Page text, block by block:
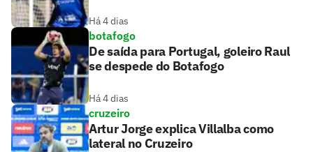
Há 4 dias
botafogo
De saída para Portugal, goleiro Raul
se despede do Botafogo
Há 4 dias
cruzeiro
Artur Jorge explica Villalba como
lateral no Cruzeiro